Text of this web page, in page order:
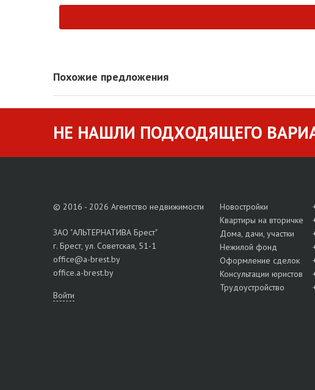
Похожие предложения
НЕ НАШЛИ ПОДХОДЯЩЕГО
© 2016 - 2026 Агентство недвижимости
ЗАО "АЛЬТЕРНАТИВА Брест"
г. Брест, ул. Советская, 51-1
office@a-brest.by
office.a-brest.by
Войти
Новостройки
Квартиры на вторичке
Дома, дачи, участки
Нежилой фонд
Оформление сделок
Консультации юристов
Трудоустройство